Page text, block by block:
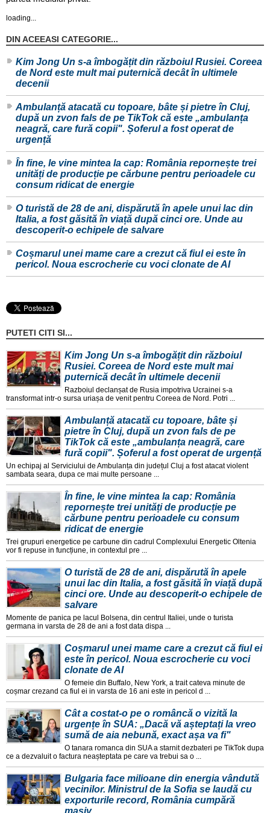
loading...
DIN ACEEASI CATEGORIE...
Kim Jong Un s-a îmbogățit din războiul Rusiei. Coreea
de Nord este mult mai puternică decât în ultimele
decenii
Ambulanță atacată cu topoare, bâte și pietre în Cluj,
după un zvon fals de pe TikTok că este „ambulanța
neagră, care fură copii". Șoferul a fost operat de
urgență
În fine, le vine mintea la cap: România repornește trei
unități de producție pe cărbune pentru perioadele cu
consum ridicat de energie
O turistă de 28 de ani, dispărută în apele unui lac din
Italia, a fost găsită în viață după cinci ore. Unde au
descoperit-o echipele de salvare
Coșmarul unei mame care a crezut că fiul ei este în
pericol. Noua escrocherie cu voci clonate de AI
PUTETI CITI SI...
Kim Jong Un s-a îmbogățit din războiul
Rusiei. Coreea de Nord este mult mai
puternică decât în ultimele decenii
Razboiul declanșat de Rusia impotriva Ucrainei s-a
transformat intr-o sursa uriașa de venit pentru Coreea de Nord. Potri ...
Ambulanță atacată cu topoare, bâte și
pietre în Cluj, după un zvon fals de pe
TikTok că este „ambulanța neagră, care
fură copii". Șoferul a fost operat de urgență
Un echipaj al Serviciului de Ambulanța din județul Cluj a fost atacat violent
sambata seara, dupa ce mai multe persoane ...
În fine, le vine mintea la cap: România
repornește trei unități de producție pe
cărbune pentru perioadele cu consum
ridicat de energie
Trei grupuri energetice pe carbune din cadrul Complexului Energetic Oltenia
vor fi repuse in funcțiune, in contextul pre ...
O turistă de 28 de ani, dispărută în apele
unui lac din Italia, a fost găsită în viață după
cinci ore. Unde au descoperit-o echipele de
salvare
Momente de panica pe lacul Bolsena, din centrul Italiei, unde o turista
germana in varsta de 28 de ani a fost data dispa ...
Coșmarul unei mame care a crezut că fiul ei
este în pericol. Noua escrocherie cu voci
clonate de AI
O femeie din Buffalo, New York, a trait cateva minute de
coșmar crezand ca fiul ei in varsta de 16 ani este in pericol d ...
Cât a costat-o pe o româncă o vizită la
urgențe în SUA: „Dacă vă așteptați la vreo
sumă de aia nebună, exact așa va fi"
O tanara romanca din SUA a starnit dezbateri pe TikTok dupa
ce a dezvaluit o factura neașteptata pe care va trebui sa o ...
Bulgaria face milioane din energia vândută
vecinilor. Ministrul de la Sofia se laudă cu
exporturile record, România cumpără